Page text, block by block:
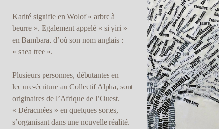
Karité signifie en Wolof « arbre à
beurre ». Egalement appelé « si yiri »
en Bambara, d’où son nom anglais :
« shea tree ».
Plusieurs personnes, débutantes en
lecture-écriture au Collectif Alpha, sont
originaires de l’Afrique de l’Ouest.
« Déracinées » en quelques sortes,
s’organisant dans une nouvelle réalité.